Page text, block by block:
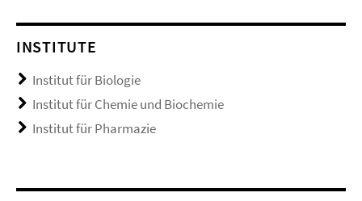
INSTITUTE
Institut für Biologie
Institut für Chemie und Biochemie
Institut für Pharmazie